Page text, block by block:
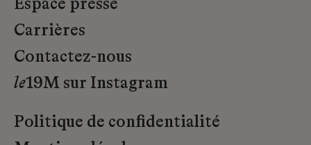
Espace presse
Carrières
Contactez-nous
le19M sur Instagram
Politique de confidentialité